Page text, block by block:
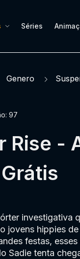
Séries
Genero
97
Rise -
investigativa
jovens hippies
festas,
Sadie tenta